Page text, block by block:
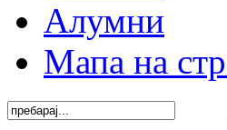
Алумни
Мапа на